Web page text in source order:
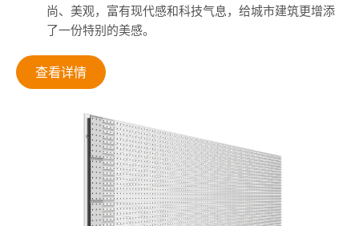
尚、美观，富有现代感和科技气息，给城市建筑更增添
了一份特别的美感。
查看详情